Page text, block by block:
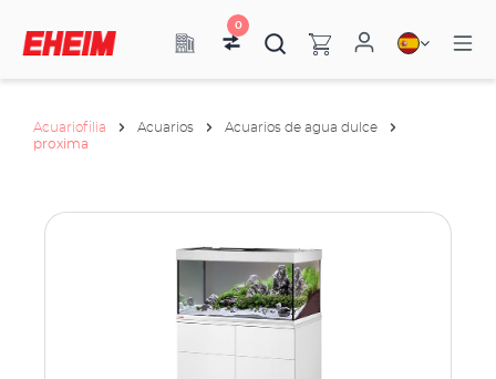
0
Acuariofilia Acuarios
Acuarios de agua dulce
proxima